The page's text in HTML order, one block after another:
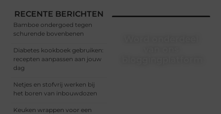
RECENTE BERICHTEN
Bamboe ondergoed tegen
schurende bovenbenen
Diabetes kookboek gebruiken:
recepten aanpassen aan jouw
dag
Netjes en stofvrij werken bij
het boren van inbouwdozen
Keuken wrappen voor een